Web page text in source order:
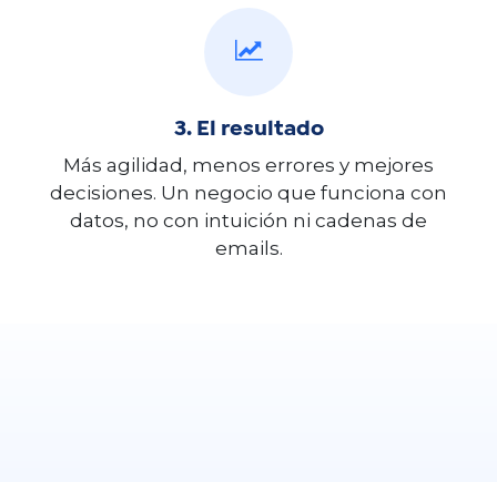
3. El resultado
Más agilidad, menos errores y mejores
decisiones. Un negocio que funciona con
datos, no con intuición ni cadenas de
emails.